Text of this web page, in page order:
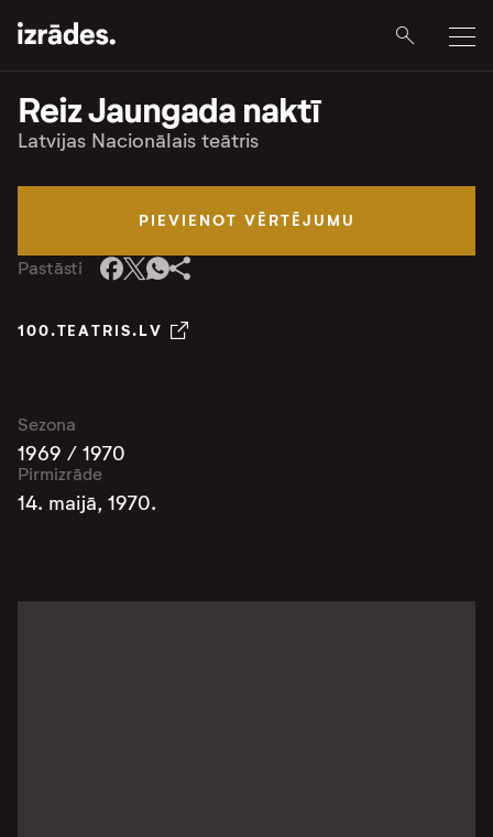
Reiz Jaungada naktī
Latvijas Nacionālais teātris
PIEVIENOT VĒRTĒJUMU
Pastāsti
100.TEATRIS.LV
Sezona
1969 / 1970
Pirmizrāde
14. maijā, 1970.